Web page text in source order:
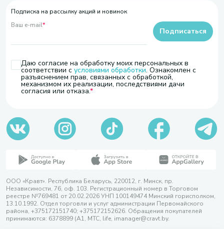
Подписка на рассылку акций и новинок
Ваш e-mail*
Даю согласие на обработку моих персональных в
соответствии с условиями обработки. Ознакомлен с
разъяснением прав, связанных с обработкой,
механизмом их реализации, последствиями дачи
согласия или отказа.
Подписаться
ООО «Кравт». Республика Беларусь, 220012, г. Минск, пр.
Независимости, 76, оф. 103. Регистрационный номер в Торговом
реестре №769481 от 20.02.2026 УНП 100149474 Минский горисполком,
13.10.1992. Отдел торговли и услуг администрации Первомайского
района, +375172151740; +375172152626. Обращения покупателей
принимаются: 6378899 (А1, МТС, life, imanager@cravt.by.